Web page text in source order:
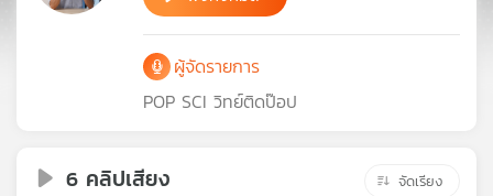
เพล
ผู้จัดรายการ
POP SCI วิทย์ติดป๊อป
6 คลิปเสียง จัดเรียง